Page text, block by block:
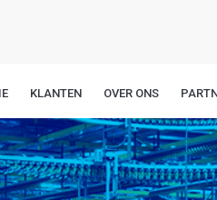
KLANTEN OVER ONS